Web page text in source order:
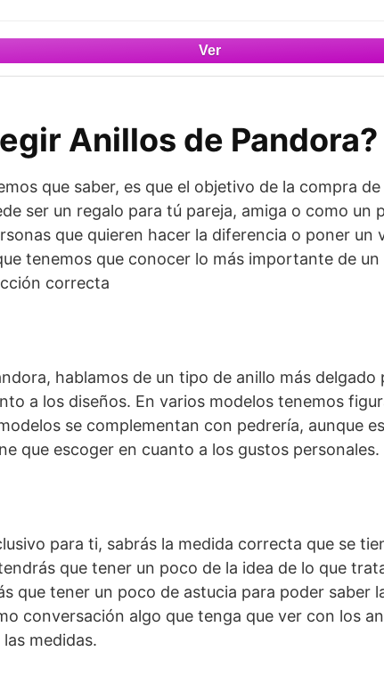
Anillos de Pandora?
que saber, es que el objetivo de la compra
ser un regalo para tú pareja, amiga o como un
que quieren hacer la diferencia o poner un
tenemos que conocer lo más importante de
correcta
hablamos de un tipo de anillo más
a los diseños. En varios modelos tenemos
se complementan con pedrería, aunque
que escoger en cuanto a los gustos personales.
para ti, sabrás la medida correcta que se
que tener un poco de la idea de lo que
que tener un poco de astucia para poder saber
conversación algo que tenga que ver con los
medidas.